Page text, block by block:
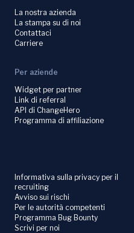
La nostra azienda
La stampa su di noi
Contattaci
Carriere
Per aziende
Widget per partner
Link di referral
API di ChangeHero
Programma di affiliazione
Informativa sulla privacy per il
recruiting
Avviso sui rischi
Per le autorità competenti
Programma Bug Bounty
Scrivi per noi